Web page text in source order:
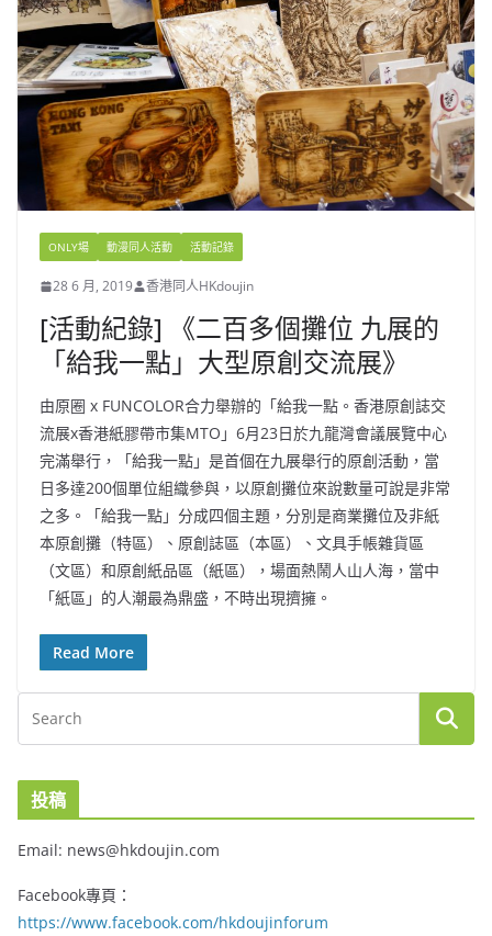
ONLY場 動漫同人活動 活動記錄
28 6 月, 2019 香港同人HKdoujin
[活動紀錄] 《二百多個攤位 九展的
「給我一點」大型原創交流展》
由原圈 x FUNCOLOR合力舉辦的「給我一點。香港原創誌交
流展x香港紙膠帶市集MTO」6月23日於九龍灣會議展覽中心
完滿舉行，「給我一點」是首個在九展舉行的原創活動，當
日多達200個單位組織參與，以原創攤位來說數量可說是非常
之多。「給我一點」分成四個主題，分別是商業攤位及非紙
本原創攤（特區）、原創誌區（本區）、文具手帳雜貨區
（文區）和原創紙品區（紙區），場面熱鬧人山人海，當中
「紙區」的人潮最為鼎盛，不時出現擠擁。
Read More
投稿
Email: news@hkdoujin.com
Facebook專頁：
https://www.facebook.com/hkdoujinforum